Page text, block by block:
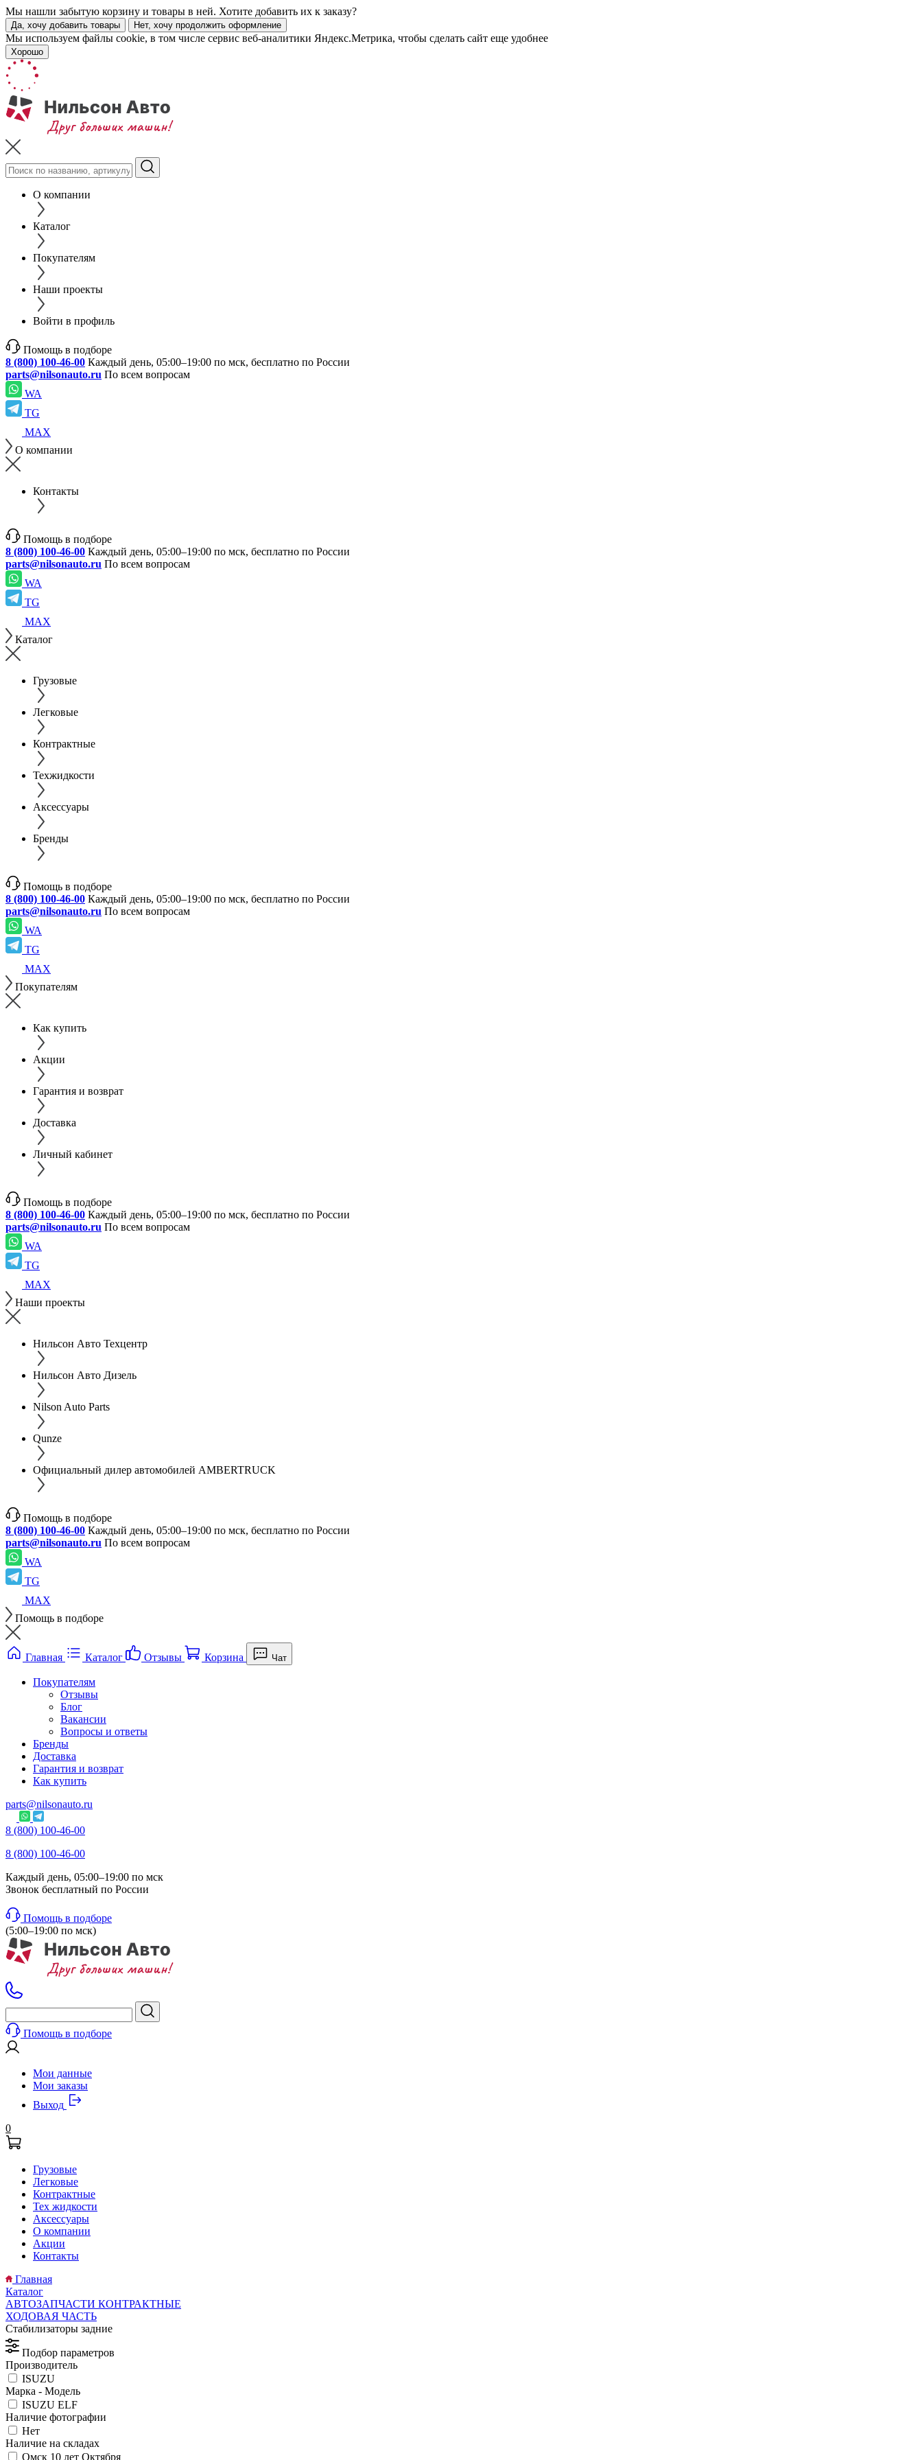
Мы нашли забытую корзину и товары в ней. Хотите добавить их к заказу?
Да, хочу добавить товары Нет, хочу продолжить оформление
Мы используем файлы cookie, в том числе сервис веб-аналитики Яндекс.Метрика, чтобы сделать сайт еще удобнее
Хорошо
О компании
Каталог
Покупателям
Наши проекты
Войти в профиль
Помощь в подборе
8 (800) 100-46-00 Каждый день, 05:00–19:00 по мск, бесплатно по России
parts@nilsonauto.ru По всем вопросам
WA
TG
MAX
О компании
Контакты
Помощь в подборе
8 (800) 100-46-00 Каждый день, 05:00–19:00 по мск, бесплатно по России
parts@nilsonauto.ru По всем вопросам
WA
TG
MAX
Каталог
Грузовые
Легковые
Контрактные
Техжидкости
Аксессуары
Бренды
Помощь в подборе
8 (800) 100-46-00 Каждый день, 05:00–19:00 по мск, бесплатно по России
parts@nilsonauto.ru По всем вопросам
WA
TG
MAX
Покупателям
Как купить
Акции
Гарантия и возврат
Доставка
Личный кабинет
Помощь в подборе
8 (800) 100-46-00 Каждый день, 05:00–19:00 по мск, бесплатно по России
parts@nilsonauto.ru По всем вопросам
WA
TG
MAX
Наши проекты
Нильсон Авто Техцентр
Нильсон Авто Дизель
Nilson Auto Parts
Qunze
Официальный дилер автомобилей AMBERTRUCK
Помощь в подборе
8 (800) 100-46-00 Каждый день, 05:00–19:00 по мск, бесплатно по России
parts@nilsonauto.ru По всем вопросам
WA
TG
MAX
Помощь в подборе
Главная Каталог Отзывы Корзина Чат
Покупателям
Отзывы
Блог
Вакансии
Вопросы и ответы
Бренды
Доставка
Гарантия и возврат
Как купить
parts@nilsonauto.ru
8 (800) 100-46-00
8 (800) 100-46-00
Каждый день, 05:00–19:00 по мск
Звонок бесплатный по России
Помощь в подборе
(5:00–19:00 по мск)
Помощь в подборе
Мои данные
Мои заказы
Выход
0
Грузовые
Легковые
Контрактные
Тех жидкости
Аксессуары
О компании
Акции
Контакты
Главная
Каталог
АВТОЗАПЧАСТИ КОНТРАКТНЫЕ
ХОДОВАЯ ЧАСТЬ
Стабилизаторы задние
Подбор параметров
Производитель
ISUZU
Марка - Модель
ISUZU ELF
Наличие фотографии
Нет
Наличие на складах
Омск 10 лет Октября